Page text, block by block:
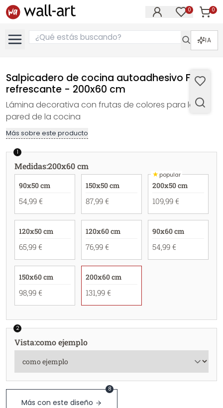
0 0
IA
Salpicadero de cocina autoadhesivo Fruta
refrescante - 200x60 cm
Lámina decorativa con frutas de colores para la
pared de la cocina
Más sobre este producto
1
Medidas:200x60 cm
90x50 cm
54,99 €
150x50 cm
87,99 €
★popular
200x50 cm
109,99 €
120x50 cm
65,99 €
120x60 cm
76,99 €
90x60 cm
54,99 €
150x60 cm
98,99 €
200x60 cm
131,99 €
2
Vista:como ejemplo
Más con este diseño
8